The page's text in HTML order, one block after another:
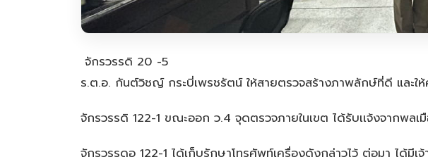
จักรวรรดิ 20 -5
ร.ต.อ. กันต์วิชญ์ กระบี่เพรชรัตน์ ให้สายตรวจสร้างภาพลักษ์ที่ดี และให้
จักรวรรดิ 122-1 ขณะออก ว.4 จุดตรวจภายในเขต ได้รับเเจ้งจากพล
จักรวรรดอ 122-1 ได้เก็บรักษาโทรศัพท์เครื่องดังกล่าวไว้ ต่อมา ได้มีเ